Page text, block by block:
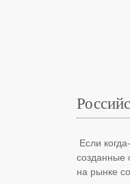
Если
созданные
на рынке